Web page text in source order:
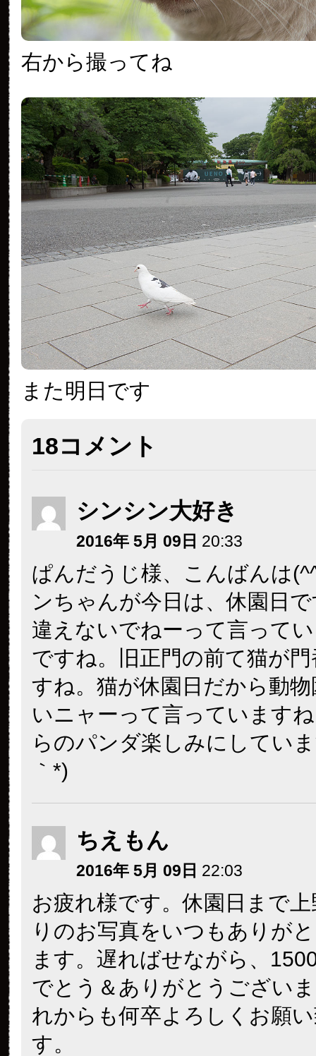
右から撮ってね
また明日です
18コメント
シンシン大好き
2016年 5月 09日 20:33
ぱんだうじ様、こんばんは
ンちゃんが今日は、休園日
違えないでねーって言って
ですね。旧正門の前て猫が
すね。猫が休園日だから動
いニャーって言っています
らのパンダ楽しみにしてい
｀*)
ちえもん
2016年 5月 09日 22:03
お疲れ様です。休園日まで
りのお写真をいつもありが
ます。遅ればせながら、
でとう＆ありがとうござい
れからも何卒よろしくお願
す。